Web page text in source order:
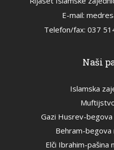
E-mail:
Telefon/fax: 037
Naši
Islamska
Gazi Husrev-
Behram-begova
Elči Ibrahim-pašina